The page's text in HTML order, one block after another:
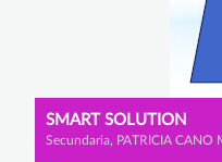
SMART SOLUTION